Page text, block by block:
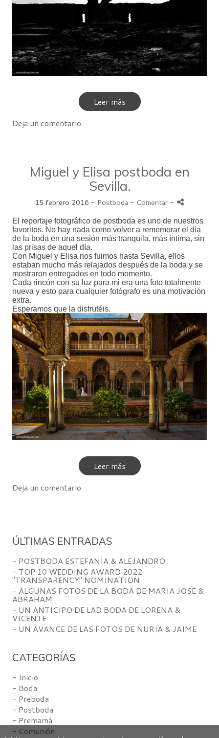
Leer más
Deja un comentario
Miguel y Elisa postboda en
Sevilla.
15 febrero 2016 - Postboda - Comentar -
El reportaje fotográfico de postboda es uno de nuestros
favoritos. No hay nada como volver a rememorar el día
de la boda en una sesión más tranquila, más íntima, sin
las prisas de aquel día.
Con Miguel y Elisa nos fuimos hasta Sevilla, ellos
estaban mucho más relajados después de la boda y se
mostraron entregados en todo momento.
Cada rincón con su luz para mi era una foto totalmente
nueva y esto para cualquier fotógrafo es una motivación
extra.
Esperamos que la disfrutéis.
Leer más
Deja un comentario
ÚLTIMAS ENTRADAS
- POSTBODA ESTEFANIA & ALEJANDRO
- TOP 10 WEDDING AWARD 2022
"TRANSPARENCY" NOMINATION
- ALGUNAS FOTOS DE LA BODA DE MARIA JOSE &
ABRAHAM
- UN ANTICIPO DE LAD BODA DE LORENA &
VICENTE
- UN AVANCE DE LAS FOTOS DE NURIA & JAIME
CATEGORÍAS
- Inicio
- Boda
- Preboda
- Postboda
- Premamá
- Comunión